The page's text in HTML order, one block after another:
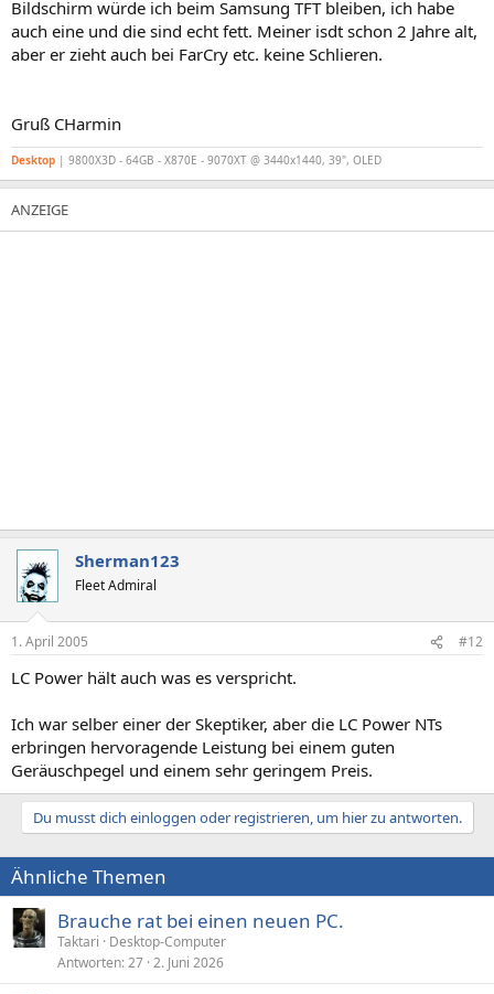
Bildschirm würde ich beim Samsung TFT bleiben, ich habe
auch eine und die sind echt fett. Meiner isdt schon 2 Jahre alt,
aber er zieht auch bei FarCry etc. keine Schlieren.
Gruß CHarmin
Desktop | 9800X3D - 64GB - X870E - 9070XT @ 3440x1440, 39", OLED
Sherman123
Fleet Admiral
1. April 2005 #12
LC Power hält auch was es verspricht.
Ich war selber einer der Skeptiker, aber die LC Power NTs
erbringen hervoragende Leistung bei einem guten
Geräuschpegel und einem sehr geringem Preis.
Du musst dich einloggen oder registrieren, um hier zu antworten.
Ähnliche Themen
Brauche rat bei einen neuen PC.
Taktari
Desktop-Computer
Antworten 27 2. Juni 2026